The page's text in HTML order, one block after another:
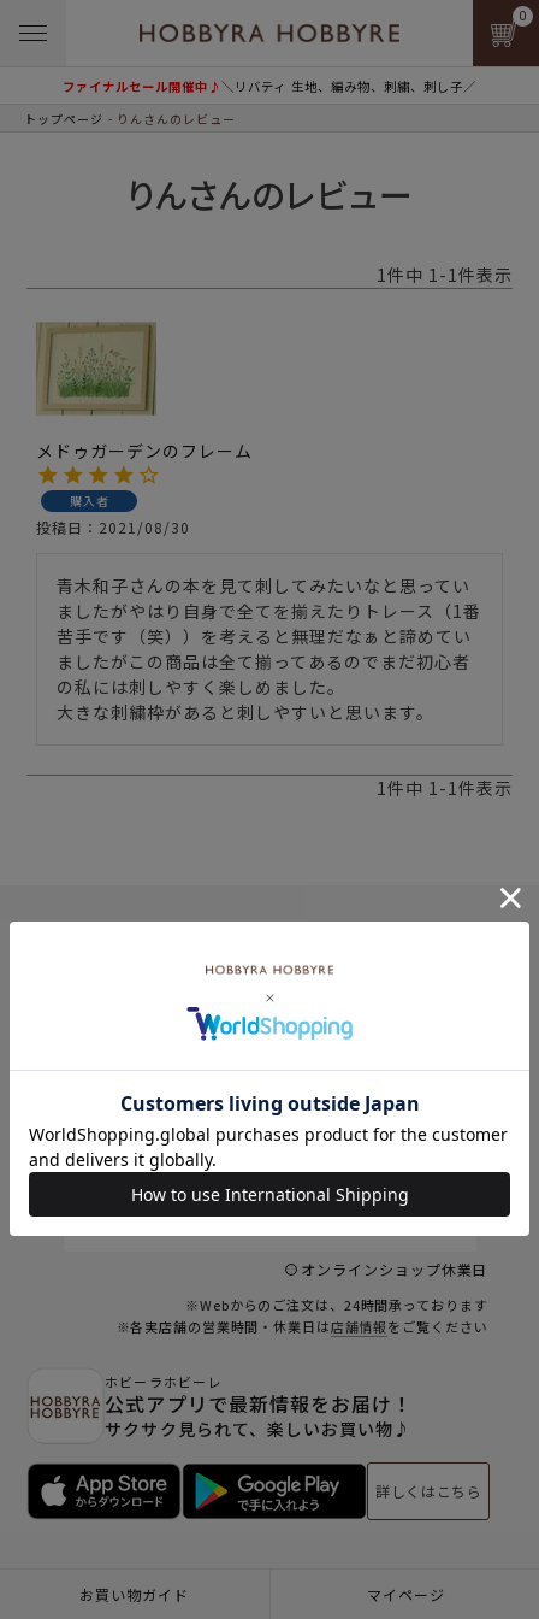
ファイナルセール開催中♪＼リバティ 生地、編み物、刺繍、刺し子／
0
トップページ りんさんのレビュー
りんさんのレビュー
1件中 1-1件表示
メドゥガーデンのフレーム
購入者
投稿日 2021/08/30
青木和子さんの本を見て刺してみたいなと思ってい
ましたがやはり自身で全てを揃えたりトレース（1番
苦手です（笑））を考えると無理だなぁと諦めてい
ましたがこの商品は全て揃ってあるのでまだ初心者
の私には刺しやすく楽しめました。
大きな刺繍枠があると刺しやすいと思います。
1件中 1-1件表示
水
2
3 4 5 6 7
8
10 11 12 13 14
16
17 18 19 20 21
22
27 28
30
31
オンラインショップ休業日
※Webからのご注文は、24時間承っております
※各実店舗の営業時間・休業日は店舗情報をご覧ください
ホビーラホビーレ
公式アプリで最新情報をお届け！
サクサク見られて、楽しいお買い物♪
詳しくはこちら
お買い物ガイド マイページ